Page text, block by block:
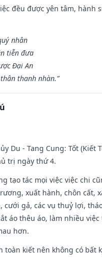
đều được yên tâm, hành
nhân
tiễn đưa
Đại An
thanh nhàn.”
Du - Tang Cung: Tốt (Kiết
trị ngày thứ 4.
tạo tác mọi việc việc chi
xuất hành, chôn cất,
cưới gả, các vụ thuỷ lợi,
áo thêu áo, làm nhiều
hơn.
toàn kiết nên không có bất